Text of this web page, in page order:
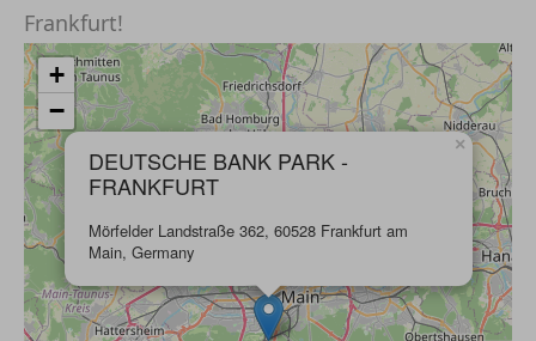
Frankfurt!
DEUTSCHE BANK PARK -
FRANKFURT
Mörfelder Landstraße 362, 60528 Frankfurt am
Main, Germany
×
+
−